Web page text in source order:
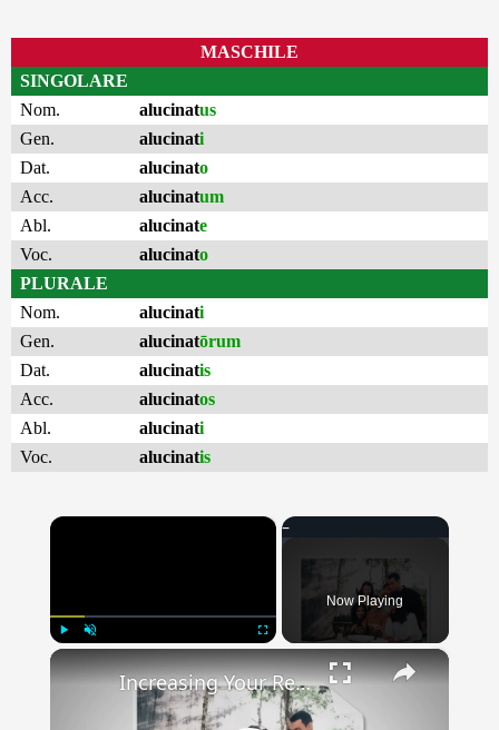
MASCHILE
SINGOLARE
Nom.
alucinatus
Gen.
alucinati
Dat.
alucinato
Acc.
alucinatum
Abl.
alucinate
Voc.
alucinato
PLURALE
Nom.
alucinati
Gen.
alucinatōrum
Dat.
alucinatis
Acc.
alucinatos
Abl.
alucinati
Voc.
alucinatis
×
Now Playing
×
Increasing Your Reach With Social Media Integration